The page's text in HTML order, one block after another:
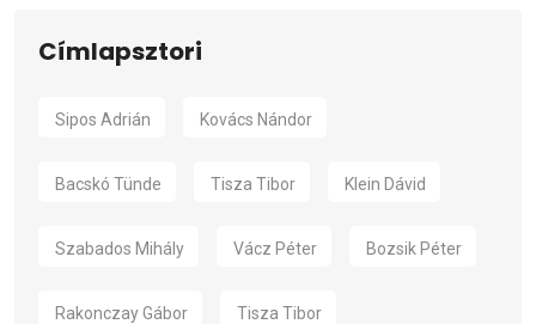
Címlapsztori
Sipos Adrián Kovács Nándor
Bacskó Tünde Tisza Tibor Klein Dávid
Szabados Mihály Vácz Péter Bozsik Péter
Rakonczay Gábor Tisza Tibor